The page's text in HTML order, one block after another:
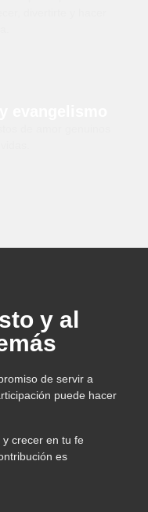
y al
de servir a
puede hacer
crecer en tu fe
es